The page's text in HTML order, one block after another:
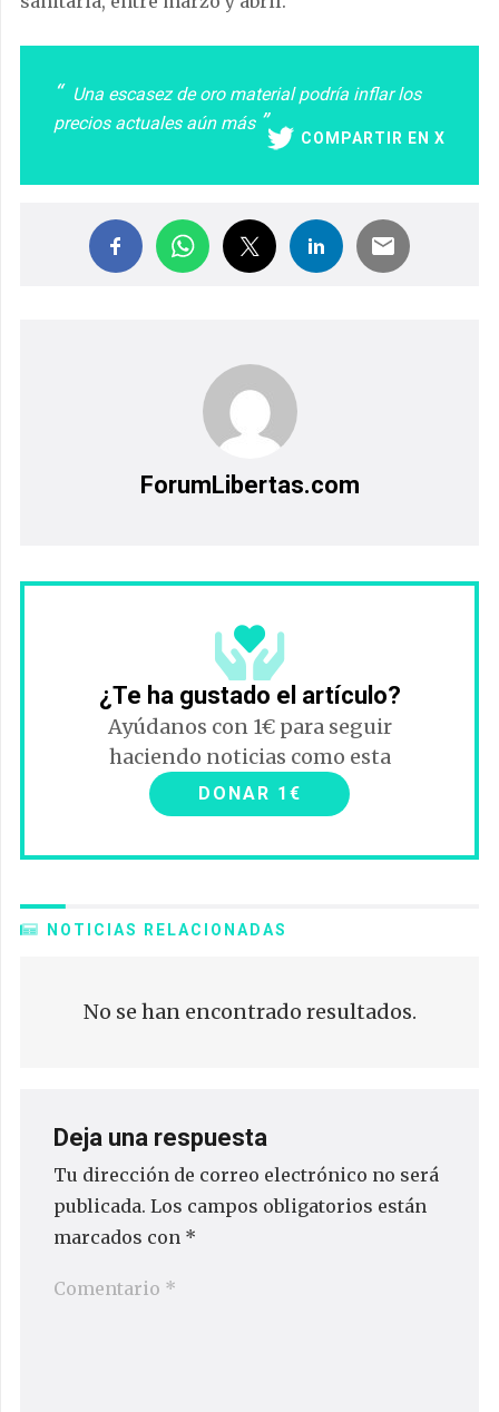
Una escasez de oro material podría inflar los
precios actuales aún más
COMPARTIR EN X
ForumLibertas.com
¿Te ha gustado el artículo?
Ayúdanos con 1€ para seguir
haciendo noticias como esta
DONAR 1€
NOTICIAS RELACIONADAS
No se han encontrado resultados.
Deja una respuesta
Tu dirección de correo electrónico no será
publicada. Los campos obligatorios están
marcados con *